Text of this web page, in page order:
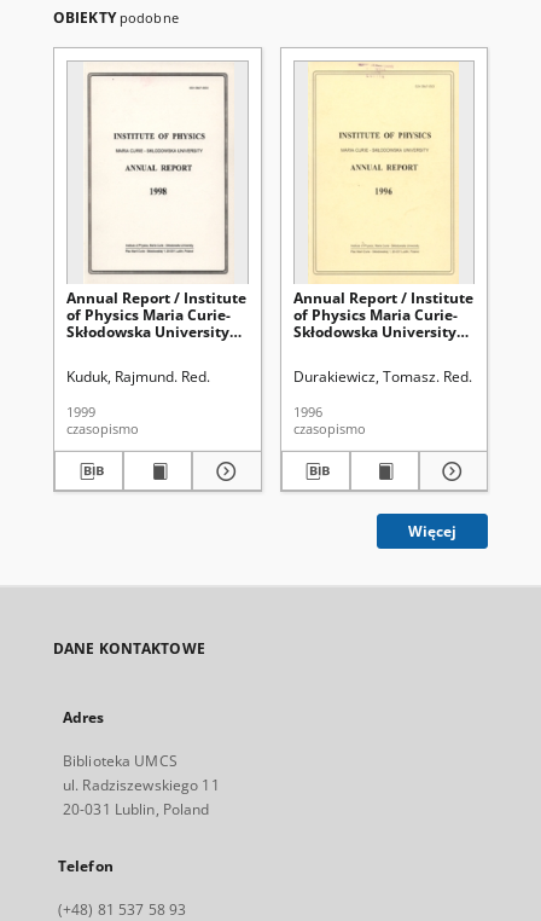
OBIEKTY podobne
Annual Report / Institute
of Physics Maria Curie-
Skłodowska University
Kuduk, Rajmund. Red.
1999
czasopismo
Annual Report / Institute
of Physics Maria Curie-
Skłodowska University
Durakiewicz, Tomasz. Red.
1996
czasopismo
Więcej
DANE KONTAKTOWE
Adres
Biblioteka UMCS
ul. Radziszewskiego 11
20-031 Lublin, Poland
Telefon
(+48) 81 537 58 93